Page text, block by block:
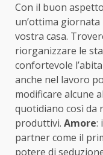
Con il buon
un’ottima
vostra casa.
riorganizzare le
confortevole
anche nel lavoro
modificare alcune
quotidiano così da
produttivi. Amore:
partner come il
potere di